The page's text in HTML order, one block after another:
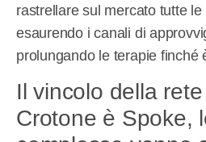
rastrellare sul mercato tutte
esaurendo i canali di
prolungando le terapie finché
Il vincolo della
Crotone è Spoke,